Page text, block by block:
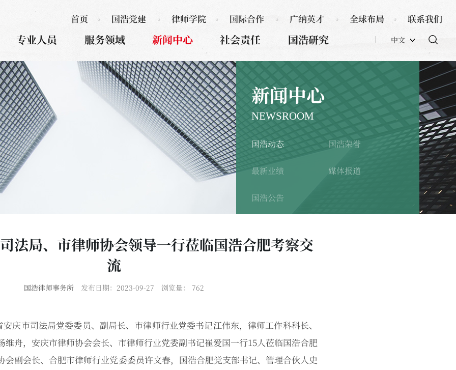
专业人员 服务领域 新闻中心 社会责任 国浩研究 中文
首页 国浩党建 律师学院 国际合作 广纳英才 全球布局 联系我们
新闻中心
NEWSROOM
国浩动态 国浩荣誉
最新业绩 媒体报道
国浩公告
法局、市律师协会领导一行莅临国浩合肥考察交
流
国浩律师事务所 发布日期：2023-09-27 浏览量： 762
庆市司法局党委委员、副局长、市律师行业党委书记江伟东，律师工作科科长、
维舟，安庆市律师协会会长、市律师行业党委副书记崔爱国一行15人莅临国浩合肥
会副会长、合肥市律师行业党委委员许文春，国浩合肥党支部书记、管理合伙人史